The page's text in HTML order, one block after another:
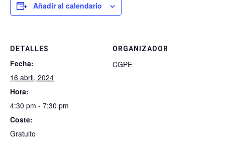
Añadir al calendario
DETALLES
Fecha:
16 abril, 2024
Hora:
4:30 pm - 7:30 pm
Coste:
Gratuito
ORGANIZADOR
CGPE